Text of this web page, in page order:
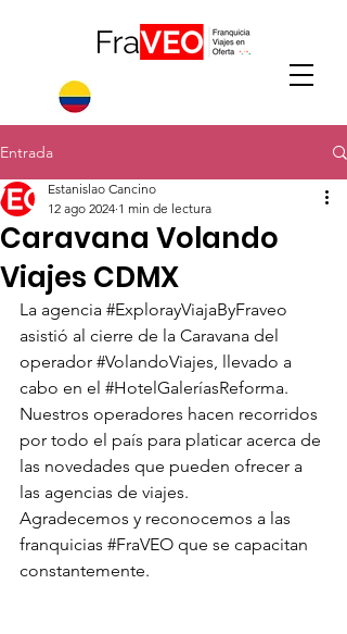
Entrada
Caravana Volando
Viajes CDMX
Estanislao Cancino
12 ago 2024 1 min de lectura
La agencia #ExplorayViajaByFraveo
asistió al cierre de la Caravana del
operador #VolandoViajes, llevado a
cabo en el #HotelGaleríasReforma.
Nuestros operadores hacen recorridos
por todo el país para platicar acerca de
las novedades que pueden ofrecer a
las agencias de viajes.
Agradecemos y reconocemos a las
franquicias #FraVEO que se capacitan
constantemente.